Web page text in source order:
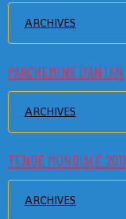
ARCHIVES
PARCHEMINS D'ANTAN
ARCHIVES
TENUE MONDIALE 2011
ARCHIVES